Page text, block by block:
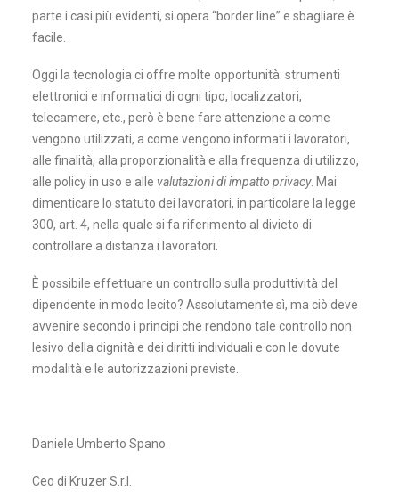
parte i casi più evidenti, si opera “border line” e sbagliare è
facile.
Oggi la tecnologia ci offre molte opportunità: strumenti
elettronici e informatici di ogni tipo, localizzatori,
telecamere, etc., però è bene fare attenzione a come
vengono utilizzati, a come vengono informati i lavoratori,
alle finalità, alla proporzionalità e alla frequenza di utilizzo,
alle policy in uso e alle valutazioni di impatto privacy. Mai
dimenticare lo statuto dei lavoratori, in particolare la legge
300, art. 4, nella quale si fa riferimento al divieto di
controllare a distanza i lavoratori.
È possibile effettuare un controllo sulla produttività del
dipendente in modo lecito? Assolutamente sì, ma ciò deve
avvenire secondo i principi che rendono tale controllo non
lesivo della dignità e dei diritti individuali e con le dovute
modalità e le autorizzazioni previste.
Daniele Umberto Spano
Ceo di Kruzer S.r.l.